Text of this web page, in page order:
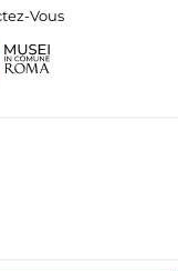
Vous